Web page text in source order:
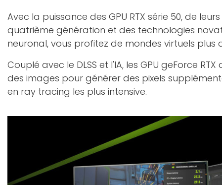
Avec la puissance des GPU RTX série 50, de
quatrième génération et des technologies
neuronal, vous profitez de mondes virtuels plus
Couplé avec le DLSS et l'IA, les GPU geForce
des images pour générer des pixels
en ray tracing les plus intensive.